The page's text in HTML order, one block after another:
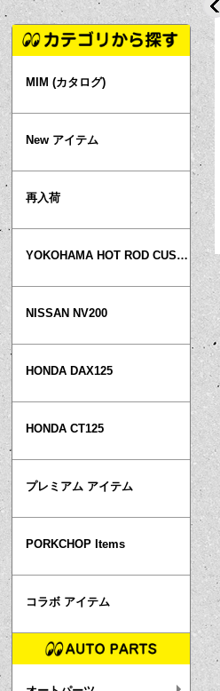
MIM (カタログ)
New アイテム
再入荷
YOKOHAMA HOT ROD CUSTOM SHOW
NISSAN NV200
HONDA DAX125
HONDA CT125
プレミアム アイテム
PORKCHOP Items
コラボ アイテム
ィートハート ステアリング ホイール